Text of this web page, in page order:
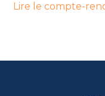
Lire le compte-